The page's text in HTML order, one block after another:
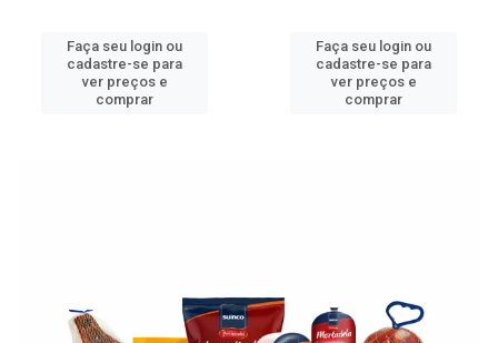
Faça seu login ou
cadastre-se para
ver preços e
comprar
Faça seu login ou
cadastre-se para
ver preços e
comprar